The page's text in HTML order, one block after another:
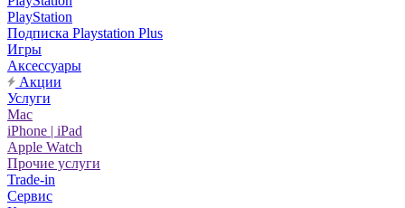
PlayStation
Подписка Playstation Plus
Игры
Аксессуары
Акции
Услуги
Mac
iPhone | iPad
Apple Watch
Прочие услуги
Trade-in
Сервис